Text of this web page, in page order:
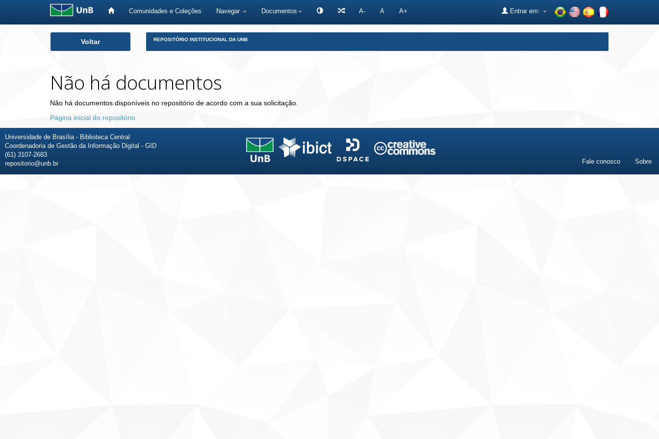
Comunidades e Coleções Navegar Documentos A- A A+ Entrar em:
Voltar REPOSITÓRIO INSTITUCIONAL DA UNB
Não há documentos
Não há documentos disponíveis no repositório de acordo com a sua solicitação.
Página inicial do repositório
Universidade de Brasília - Biblioteca Central
Coordenadoria de Gestão da Informação Digital - GID
(61) 3107-2683
repositorio@unb.br
Fale conosco Sobre